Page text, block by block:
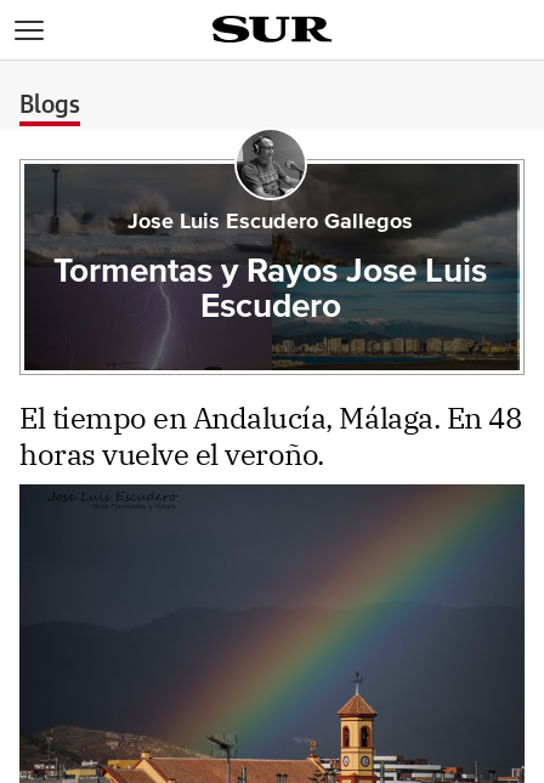
Blogs
Jose Luis Escudero Gallegos
Tormentas y Rayos Jose Luis
Escudero
El tiempo en Andalucía, Málaga. En 48
horas vuelve el veroño.